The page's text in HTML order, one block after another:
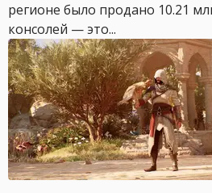
регионе было продано 10.21
консолей — это...